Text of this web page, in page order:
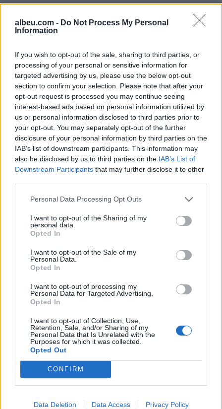
albeu.com - Do Not Process My Personal
Information
If you wish to opt-out of the sale, sharing to third parties, or
processing of your personal or sensitive information for
targeted advertising by us, please use the below opt-out
section to confirm your selection. Please note that after your
opt-out request is processed you may continue seeing
interest-based ads based on personal information utilized by
us or personal information disclosed to third parties prior to
your opt-out. You may separately opt-out of the further
disclosure of your personal information by third parties on the
IAB’s list of downstream participants. This information may
also be disclosed by us to third parties on the IAB’s List of
Downstream Participants that may further disclose it to other
Personal Data Processing Opt Outs
I want to opt-out of the Sharing of my
personal data.
Opted In
I want to opt-out of the Sale of my
Personal Data.
Opted In
I want to opt-out of processing my
Personal Data for Targeted Advertising.
Opted In
I want to opt-out of Collection, Use,
Retention, Sale, and/or Sharing of my
Personal Data that Is Unrelated with the
Purposes for which it was collected.
Opted Out
CONFIRM
Data Deletion Data Access Privacy Policy
Hyri me Jet Ski në
hapësirën e pushuesve në
Zvërnec, gjobitet me 300
Tragjedi në Rrugën e
Kombit, aksidentohet de
vdes 38-vjeçari nga
“Po ngrihet një ministri
paralele e Shëndetësisë”/
Këlliçi: Projektligji i
shtatorit i hap rrugë
monopolit, SPAK të
Video/ Shpërthimi në një
minibus në periferi të
Damaskut lë 2 të vdekur
dhe 13 të plagosur
Infermierja shqiptare në
protestë: Pacientët
detyrohen të kërkojnë
shpërthimi i një minibusi
Konflikt për shërbimin në
një hotel në Dhërmi, ish-
zyrtari i Policisë dyshohet
qytetarëve nga protesta: